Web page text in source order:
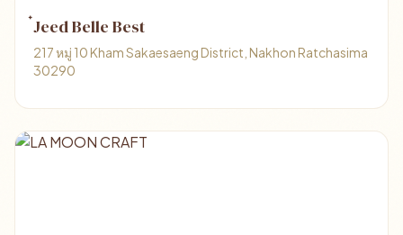
๋Jeed Belle Best
217 หมู่ 10 Kham Sakaesaeng District, Nakhon Ratchasima
30290